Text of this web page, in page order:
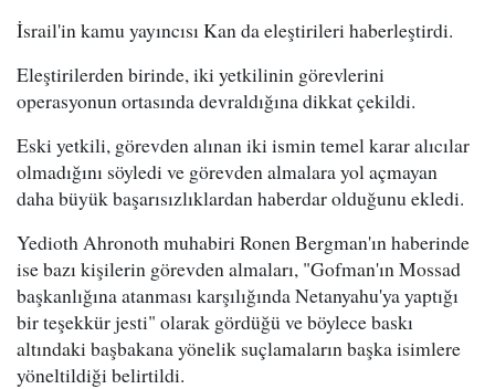
İsrail'in kamu yayıncısı Kan da eleştirileri haberleştirdi.
Eleştirilerden birinde, iki yetkilinin görevlerini
operasyonun ortasında devraldığına dikkat çekildi.
Eski yetkili, görevden alınan iki ismin temel karar alıcılar
olmadığını söyledi ve görevden almalara yol açmayan
daha büyük başarısızlıklardan haberdar olduğunu ekledi.
Yedioth Ahronoth muhabiri Ronen Bergman'ın haberinde
ise bazı kişilerin görevden almaları, "Gofman'ın Mossad
başkanlığına atanması karşılığında Netanyahu'ya yaptığı
bir teşekkür jesti" olarak gördüğü ve böylece baskı
altındaki başbakana yönelik suçlamaların başka isimlere
yöneltildiği belirtildi.